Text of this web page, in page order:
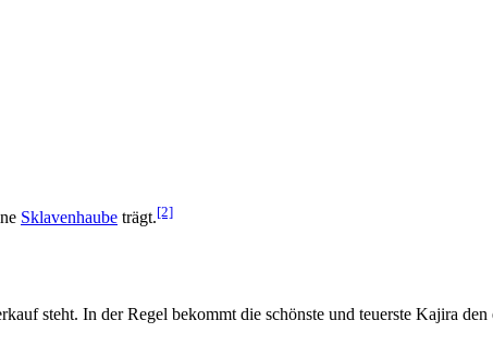
Sklavenhaube trägt.[2]
steht. In der Regel bekommt die schönste und teuerste Kajira den